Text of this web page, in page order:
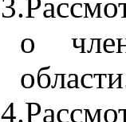
о
4.